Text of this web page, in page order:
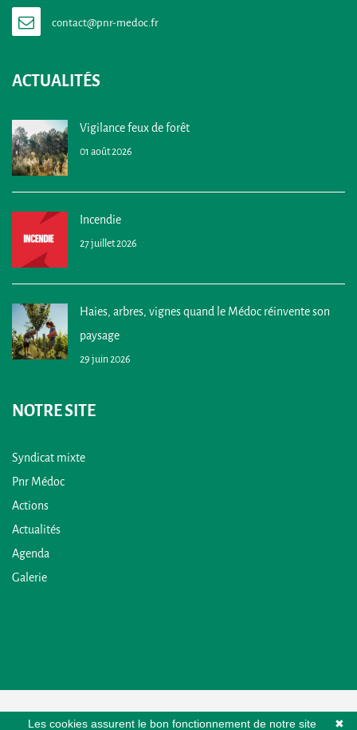
ACTUALITÉS
Vigilance feux de forêt
01 août 2026
Incendie
27 juillet 2026
Haies, arbres, vignes quand le Médoc réinvente son
paysage
29 juin 2026
NOTRE SITE
Syndicat mixte
Pnr Médoc
Actions
Actualités
Agenda
Galerie
✖
Les cookies assurent le bon fonctionnement de notre site